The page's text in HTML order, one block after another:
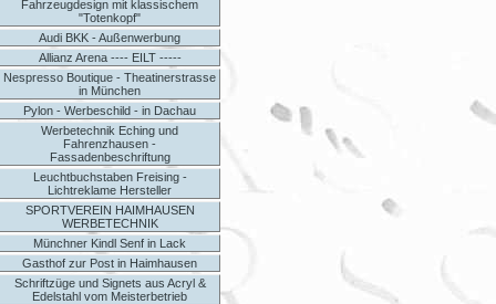
Fahrzeugdesign mit klassischem
"Totenkopf"
Audi BKK - Außenwerbung
Allianz Arena ---- EILT -----
Nespresso Boutique - Theatinerstrasse
in München
Pylon - Werbeschild - in Dachau
Werbetechnik Eching und
Fahrenzhausen -
Fassadenbeschriftung
Leuchtbuchstaben Freising -
Lichtreklame Hersteller
SPORTVEREIN HAIMHAUSEN
WERBETECHNIK
Münchner Kindl Senf in Lack
Gasthof zur Post in Haimhausen
Schriftzüge und Signets aus Acryl &
Edelstahl vom Meisterbetrieb